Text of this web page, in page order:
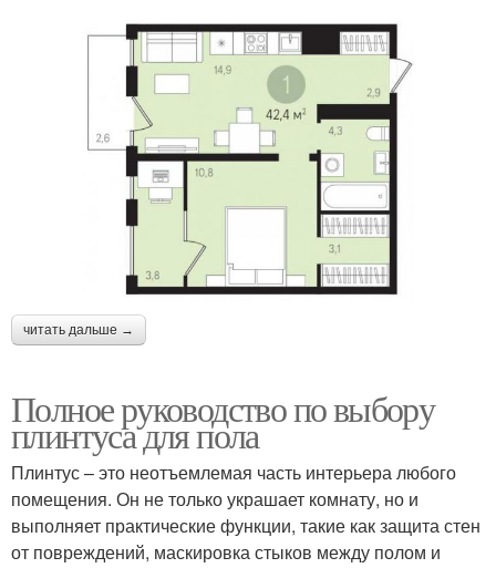
читать дальше →
Полное руководство по выбору
плинтуса для пола
Плинтус – это неотъемлемая часть интерьера любого
помещения. Он не только украшает комнату, но и
выполняет практические функции, такие как защита стен
от повреждений, маскировка стыков между полом и